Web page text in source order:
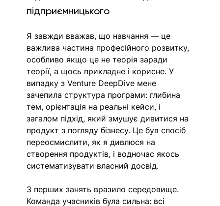
підприємницького
Я завжди вважав, що навчання — це
важлива частина професійного розвитку,
особливо якщо це не теорія заради
теорії, а щось прикладне і корисне. У
випадку з Venture DeepDive мене
зачепила структура програми: глибина
тем, орієнтація на реальні кейси, і
загалом підхід, який змушує дивитися на
продукт з погляду бізнесу. Це був спосіб
переосмислити, як я дивлюся на
створення продуктів, і водночас якось
систематизувати власний досвід.
З перших занять вразило середовище.
Команда учасників була сильна: всі